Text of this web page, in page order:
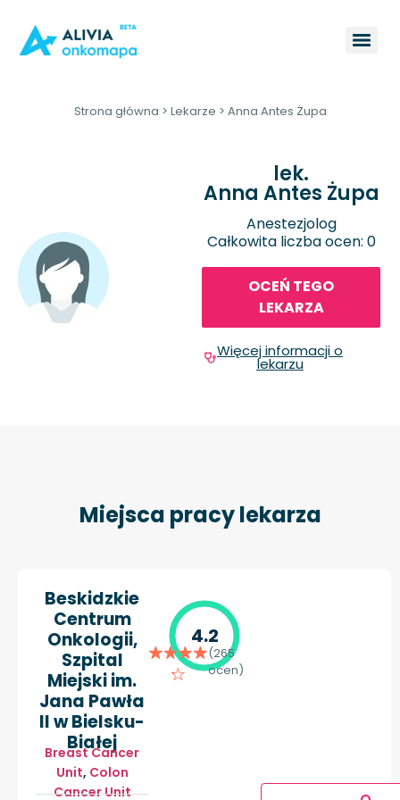
Strona główna > Lekarze > Anna Antes Żupa
lek.
Anna Antes Żupa
Anestezjolog
Całkowita liczba ocen: 0
OCEŃ TEGO
LEKARZA
Więcej informacji o
lekarzu
Miejsca pracy lekarza
Beskidzkie
Centrum
Onkologii,
Szpital
Miejski im.
Jana Pawła
II w Bielsku-
Białej
Breast Cancer
Unit, Colon
Cancer Unit
4.2
(265
ocen)